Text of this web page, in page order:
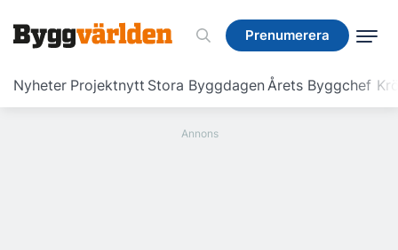
Prenumerera
Nyheter Projektnytt Stora ByggdagenÅrets Byggchef
Prenumerera